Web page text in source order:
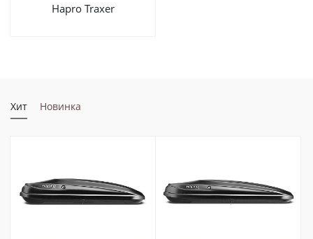
Hapro Traxer
Хит Новинка